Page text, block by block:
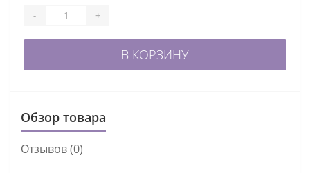
- +
В КОРЗИНУ
Обзор товара
Отзывов (0)